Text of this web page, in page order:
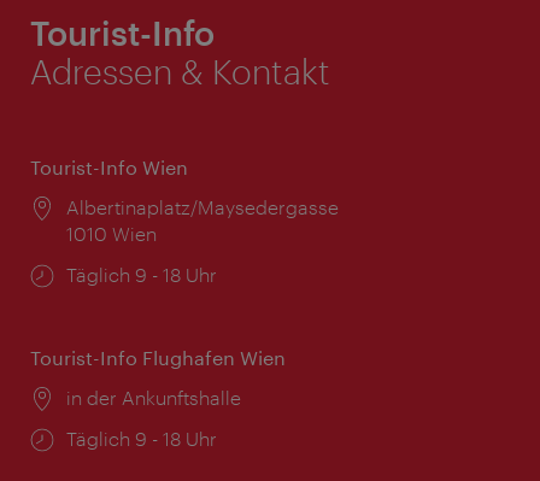
Tourist-Info
Adressen & Kontakt
Tourist-Info Wien
Ort:
Albertinaplatz/Maysedergasse
1010 Wien
Öffnungszeiten:
Täglich 9 - 18 Uhr
Tourist-Info Flughafen Wien
Ort:
in der Ankunftshalle
Öffnungszeiten:
Täglich 9 - 18 Uhr